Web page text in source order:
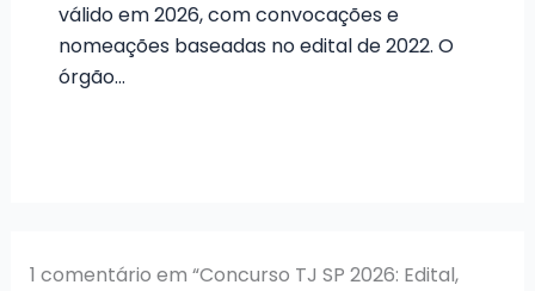
válido em 2026, com convocações e
nomeações baseadas no edital de 2022. O
órgão…
1 comentário em “Concurso TJ SP 2026: Edital,